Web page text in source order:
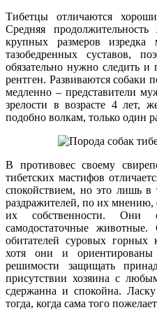
Тибетцы отличаются
Средняя
крупных размеров изредка
тазобедренных суставов,
обязательно нужно следить
рентген. Развиваются собаки
медленно – представители
зрелости в возрасте 4 лет,
подобно волкам, только один
В противовес своему
тибетских мастифов
спокойствием, но это лишь
раздражителей, по их
их собственности. Они
самодостаточные
обитателей суровых горных
хотя они и
решимости защищать
присутствии хозяина с
сдержанна и спокойна.
тогда, когда сама того